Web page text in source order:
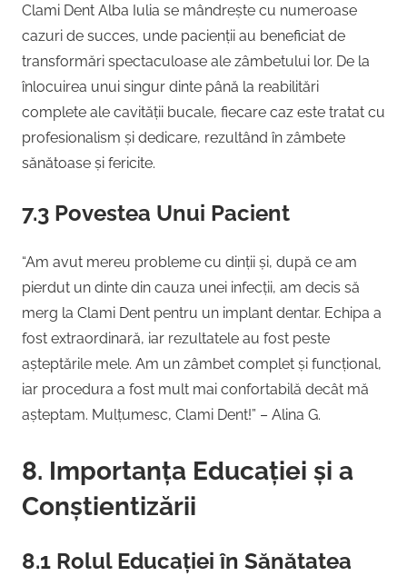
Clami Dent Alba Iulia se mândrește cu numeroase
cazuri de succes, unde pacienții au beneficiat de
transformări spectaculoase ale zâmbetului lor. De la
înlocuirea unui singur dinte până la reabilitări
complete ale cavității bucale, fiecare caz este tratat cu
profesionalism și dedicare, rezultând în zâmbete
sănătoase și fericite.
7.3 Povestea Unui Pacient
“Am avut mereu probleme cu dinții și, după ce am
pierdut un dinte din cauza unei infecții, am decis să
merg la Clami Dent pentru un implant dentar. Echipa a
fost extraordinară, iar rezultatele au fost peste
așteptările mele. Am un zâmbet complet și funcțional,
iar procedura a fost mult mai confortabilă decât mă
așteptam. Mulțumesc, Clami Dent!” – Alina G.
8. Importanța Educației și a
Conștientizării
8.1 Rolul Educației în Sănătatea